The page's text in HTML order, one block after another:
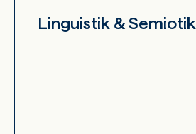
Linguistik & Semiotik